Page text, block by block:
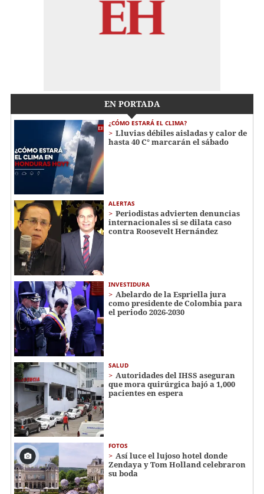
EN PORTADA
¿CÓMO ESTARÁ EL CLIMA?
Lluvias débiles aisladas y calor de
hasta 40 C° marcarán el sábado
ALERTAS
Periodistas advierten denuncias
internacionales si se dilata caso
contra Roosevelt Hernández
INVESTIDURA
Abelardo de la Espriella jura
como presidente de Colombia para
el periodo 2026-2030
SALUD
Autoridades del IHSS aseguran
que mora quirúrgica bajó a 1,000
pacientes en espera
FOTOS
Así luce el lujoso hotel donde
Zendaya y Tom Holland celebraron
su boda